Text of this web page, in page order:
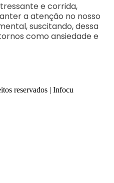
e corrida,
a atenção no nosso
suscitando, dessa
como ansiedade e
reservados | Infocu